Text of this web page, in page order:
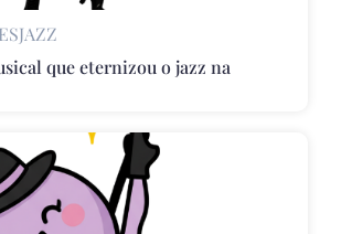
JAZZ
que eternizou o jazz na